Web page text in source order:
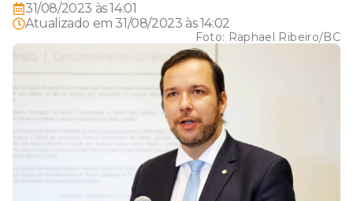
31/08/2023 às 14:01
Atualizado em31/08/2023 às 14:02
Foto: Raphael Ribeiro/BC